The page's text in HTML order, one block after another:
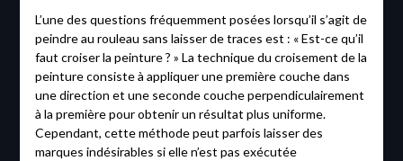
L’une des questions fréquemment posées lorsqu’il s’agit de
peindre au rouleau sans laisser de traces est : « Est-ce qu’il
faut croiser la peinture ? » La technique du croisement de la
peinture consiste à appliquer une première couche dans
une direction et une seconde couche perpendiculairement
à la première pour obtenir un résultat plus uniforme.
Cependant, cette méthode peut parfois laisser des
marques indésirables si elle n’est pas exécutée